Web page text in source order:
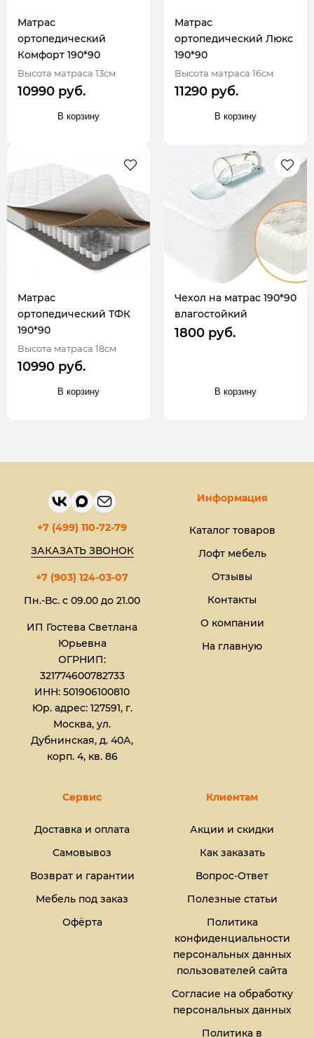
Матрас
ортопедический
Комфорт 190*90
Высота матраса 13см
10990 руб.
В корзину
Матрас
ортопедический Люкс
190*90
Высота матраса 16см
11290 руб.
В корзину
Матрас
ортопедический ТФК
190*90
Высота матраса 18см
10990 руб.
В корзину
Чехол на матрас 190*90
влагостойкий
1800 руб.
В корзину
+7 (499) 110-72-79
ЗАКАЗАТЬ ЗВОНОК
+7 (903) 124-03-07
Пн.-Вс. с 09.00 до 21.00
ИП Гостева Светлана
Юрьевна​
ОГРНИП:
321774600782733
ИНН: 501906100810
Юр. адрес: 127591, г.
Москва, ул.
Дубнинская, д. 40А,
корп. 4, кв. 86
Информация
Каталог товаров
Лофт мебель
Отзывы
Контакты
О компании
На главную
Сервис
Доставка и оплата
Самовывоз
Возврат и гарантии
Мебель под заказ
Офёрта
Клиентам
Акции и скидки
Как заказать
Вопрос-Ответ
Полезные статьи
Политика
конфиденциальности
персональных данных
пользователей сайта
Согласие на обработку
персональных данных
Политика в